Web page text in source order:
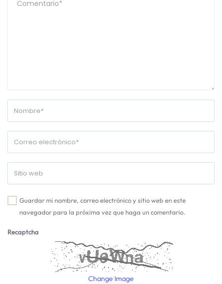
Guardar mi nombre, correo electrónico y sitio web en este
navegador para la próxima vez que haga un comentario.
Recaptcha
Change Image